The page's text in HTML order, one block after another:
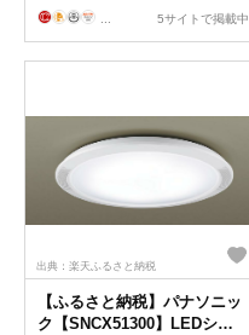
... 5サイトで掲載中
出典：楽天ふるさと納税
【ふるさと納税】パナソニッ
ク【SNCX51300】LEDシー